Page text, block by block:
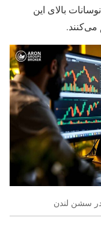
بالای این
در سشن لندن